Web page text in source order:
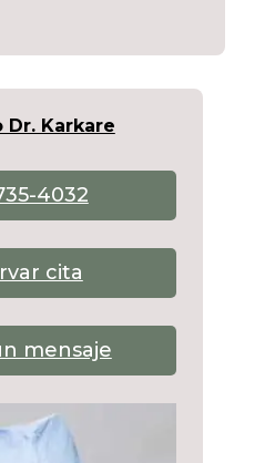
Dr. Karkare
4032
cita
mensaje